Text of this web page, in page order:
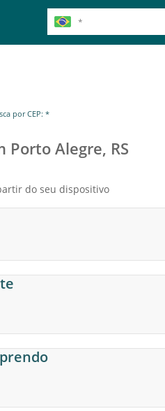
por CEP: *
Porto Alegre, RS
do seu dispositivo